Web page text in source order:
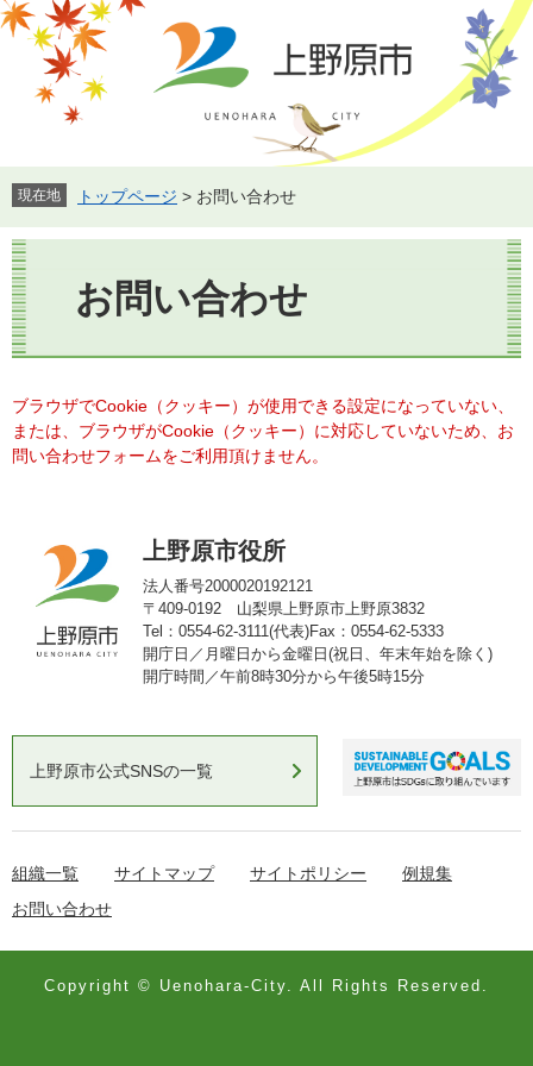
ペ
ー
す。
メ
ニ
し
て
本
文
へ
現在地 トップページ > お問い合わせ
本
文
お問い合わせ
ブラウザでCookie（クッキー）が使用できる設定になっていない、
または、ブラウザがCookie（クッキー）に対応していないため、お
問い合わせフォームをご利用頂けません。
上野原市役所
法人番号2000020192121
〒409-0192 山梨県上野原市上野原3832
Tel：0554-62-3111(代表)Fax：0554-62-5333
開庁日／月曜日から金曜日(祝日、年末年始を除く)
開庁時間／午前8時30分から午後5時15分
上野原市公式SNSの一覧
組織一覧 サイトマップ サイトポリシー
例規集
お問い合わせ
Copyright © Uenohara-City. All Rights Reserved.